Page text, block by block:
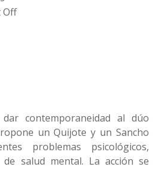
Off
contemporaneidad al dúo
un Quijote y un Sancho
problemas psicológicos,
salud mental. La acción se